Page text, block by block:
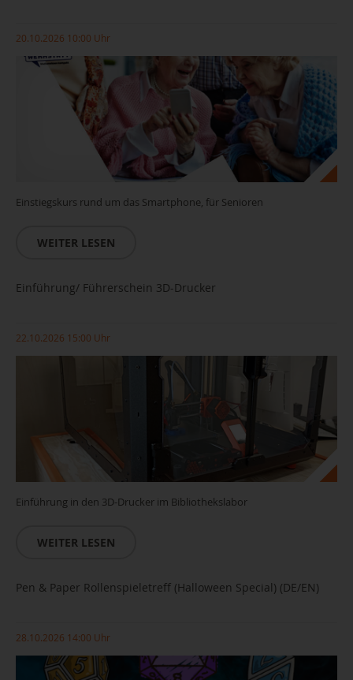
20.10.2026 10:00 Uhr
Einstiegskurs rund um das Smartphone, für Senioren
WEITER LESEN
Einführung/ Führerschein 3D-Drucker
22.10.2026 15:00 Uhr
Einführung in den 3D-Drucker im Bibliothekslabor
WEITER LESEN
Pen & Paper Rollenspieletreff (Halloween Special) (DE/EN)
28.10.2026 14:00 Uhr